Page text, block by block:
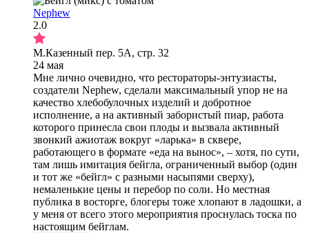
Nephew
2.0
М.Казенный пер. 5А, стр. 32
24 мая
Мне лично очевидно, что рестораторы-энтузиасты,
создатели Nephew, сделали максимальный упор не на
качество хлебобулочных изделий и добротное
исполнение, а на активный забористый пиар, работа
которого принесла свои плоды и вызвала активный
звонкий ажиотаж вокруг «ларька» в сквере,
работающего в формате «еда на вынос», – хотя, по сути,
там лишь имитация бейгла, ограниченный выбор (один
и тот же «бейгл» с разными насыпями сверху),
немаленькие цены и перебор по соли. Но местная
публика в восторге, блогеры тоже хлопают в ладошки, а
у меня от всего этого мероприятия проснулась тоска по
настоящим бейглам.